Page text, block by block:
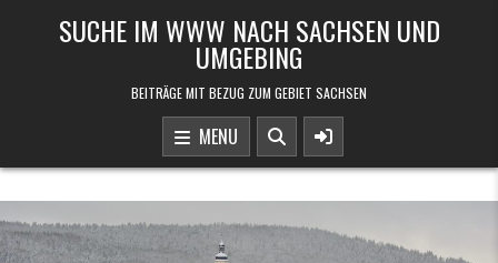
SUCHE IM WWW NACH SACHSEN UND
UMGEBING
BEITRÄGE MIT BEZUG ZUM GEBIET SACHSEN
MENU